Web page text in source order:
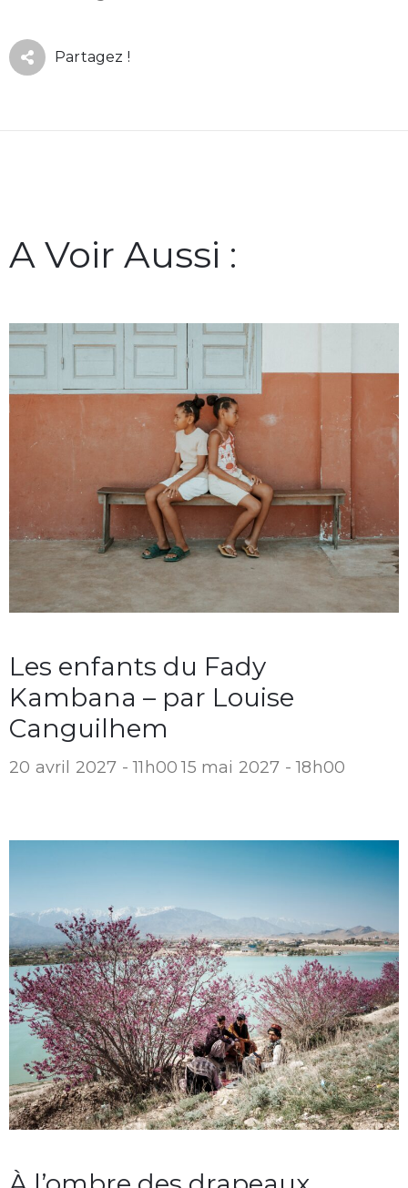
Partagez !
A Voir Aussi :
Les enfants du Fady
Kambana – par Louise
Canguilhem
20 avril 2027 - 11h00 15 mai 2027 - 18h00